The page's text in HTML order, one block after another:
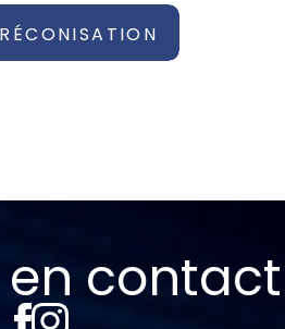
en contact